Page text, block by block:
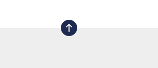
nach oben